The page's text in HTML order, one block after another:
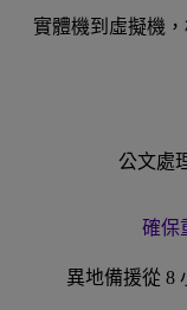
實體機到虛擬機
公文處
確保
異地備援從 8